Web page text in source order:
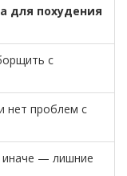
для похудения
с
нет проблем с
— лишние